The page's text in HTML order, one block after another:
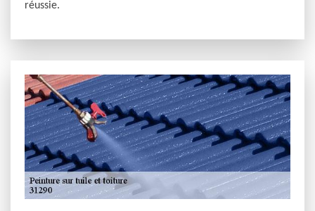
réussie.